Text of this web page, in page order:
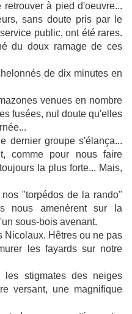
à pied d'oeuvre...
sans doute pris par le
public, ont été rares.
du doux ramage de ces
de dix minutes en
venues en nombre
fusées, nul doute qu'elles
dernier groupe s'élança...
comme pour nous faire
la plus forte... Mais,
"torpédos de la rando"
nous amenèrent sur la
sous-bois avenant.
Nicolaux. Hêtres ou ne pas
les fayards sur notre
les stigmates des neiges
versant, une magnifique